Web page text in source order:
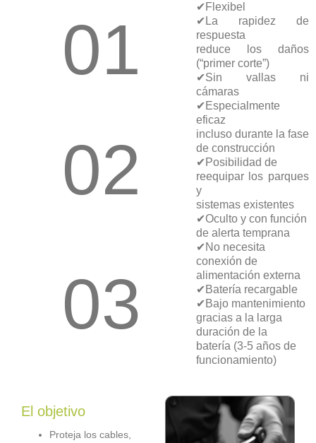
01
✔Flexibel
✔La rapidez de
respuesta
reduce los daños
(“primer corte”)
✔Sin vallas ni
cámaras
02
✔Especialmente
eficaz
incluso durante la fase
de construcción
✔Posibilidad de
reequipar los parques
y
sistemas existentes
✔Oculto y con función
de alerta temprana
03
✔No necesita
conexión de
alimentación externa
✔Batería recargable
✔Bajo mantenimiento
gracias a la larga
duración de la
batería (3-5 años de
funcionamiento)
El objetivo
Proteja los cables,